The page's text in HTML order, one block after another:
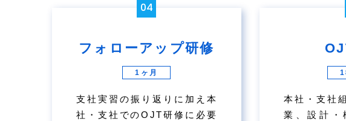
04
フォローアップ研修
1ヶ月
支社実習の振り返りに加え本
社・支社でのOJT研修に必要
本社・支社
業、設計・